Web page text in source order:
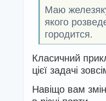
Маю
якого
городится.
Класичний
цієї задачі
Навіщо вам